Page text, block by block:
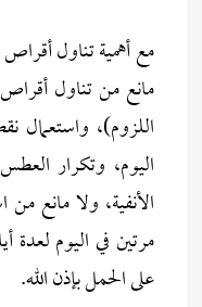
مانع من تناول
اللزوم)، واستعمال
اليوم، وتكرار
مرتين في اليوم
على الحمل بإذن الله.